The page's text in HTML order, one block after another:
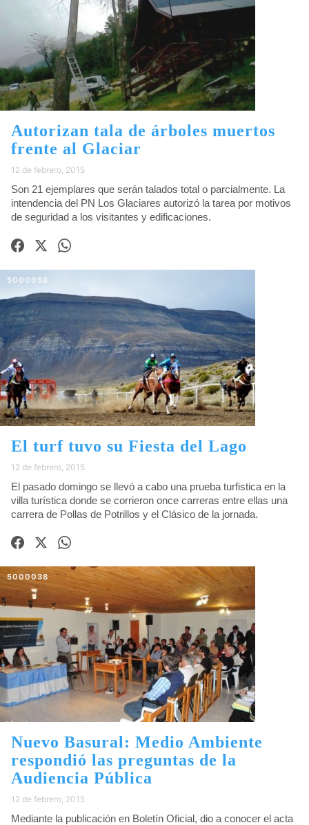
Autorizan tala de árboles muertos
frente al Glaciar
12 de febrero, 2015
Son 21 ejemplares que serán talados total o parcialmente. La
intendencia del PN Los Glaciares autorizó la tarea por motivos
de seguridad a los visitantes y edificaciones.
5000058
El turf tuvo su Fiesta del Lago
12 de febrero, 2015
El pasado domingo se llevó a cabo una prueba turfistica en la
villa turística donde se corrieron once carreras entre ellas una
carrera de Pollas de Potrillos y el Clásico de la jornada.
5000038
Nuevo Basural: Medio Ambiente
respondió las preguntas de la
Audiencia Pública
12 de febrero, 2015
Mediante la publicación en Boletín Oficial, dio a conocer el acta